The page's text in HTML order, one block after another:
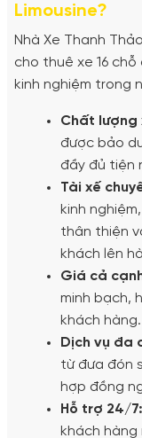
Limousine?
Nhà Xe Thanh
cho thuê xe 16
kinh nghiệm trong
Chất lượng
được bảo
đầy đủ tiện
Tài xế
kinh
thân thiện
khách lên
Giá cả
minh bạch,
khách hàng.
Dịch vụ đa
từ đưa đón
hợp đồng
Hỗ trợ 24/7:
khách hàng